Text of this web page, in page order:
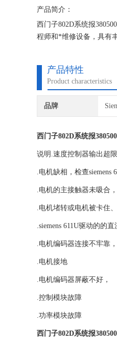
产品简介：
西门子802D系统报
程师和*维修设备，具有
产品特性
Product characteristics
品牌
西门子802D系统报
说明.速度控制器输出超
.电机缺相，检查siemens
.电机的主接触器未吸合，
.电机堵转或电机被卡住
.siemens 611U驱动的的
.电机编码器连接不牢靠，
.电机接地
.电机编码器屏蔽不好，
.控制模块故障
.功率模块故障
西门子802D系统报